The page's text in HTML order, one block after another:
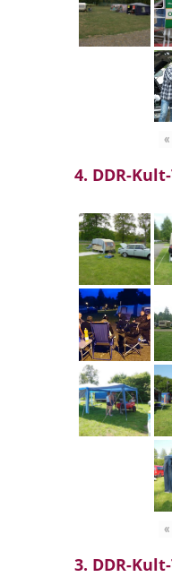
«
4. DDR-
«
3. DDR-